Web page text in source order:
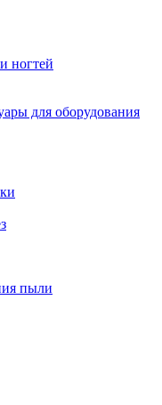
ногтей
для оборудования
пыли